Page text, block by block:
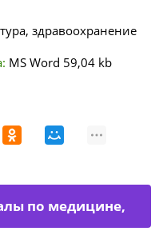
здравоохранение
MS Word 59,04 kb
по медицине,